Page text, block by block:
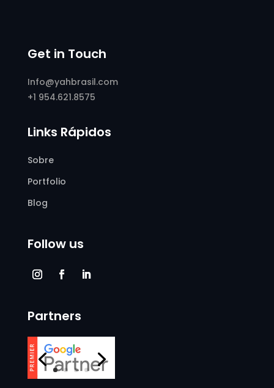
Get in Touch
Info@yahbrasil.com
+1 954.621.8575
Links Rápidos
Sobre
Portfolio
Blog
Follow us
Partners